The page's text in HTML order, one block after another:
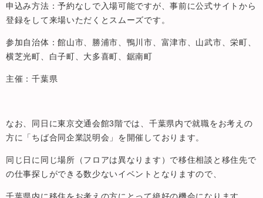
申込み方法：予約なしで入場可能ですが、事前に公式サイトから
登録をして来場いただくとスムーズです。
参加自治体：館山市、勝浦市、鴨川市、富津市、山武市、栄町、
横芝光町、白子町、大多喜町、鋸南町
主催：千葉県
なお、同日に東京交通会館3階では、千葉県内で就職をお考えの
方に「ちば合同企業説明会」を開催しております。
同じ日に同じ場所（フロアは異なります）で移住相談と移住先で
の仕事探しができる数少ないイベントとなりますので、
千葉県内に移住をお考えの方にとって絶好の機会になります。